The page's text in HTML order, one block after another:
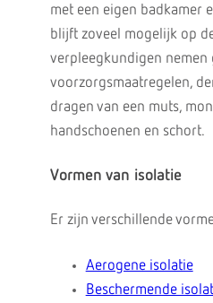
met een eigen badkamer
blijft zoveel mogelijk op
verpleegkundigen nemen
voorzorgsmaatregelen,
dragen van een muts,
handschoenen en schort.
Vormen van isolatie
Er zijn verschillende
Aerogene isolatie
Beschermende